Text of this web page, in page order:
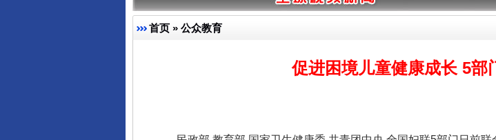
首页 » 公众教育
促进困境儿童健康成长 5部